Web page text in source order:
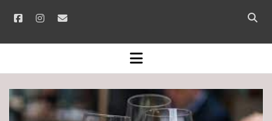
facebookinstagram
email
Open
bar
open
menu